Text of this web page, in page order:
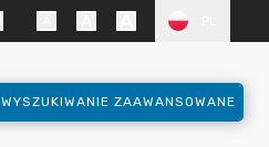
WYSZUKIWANIE ZAAWANSOWANE